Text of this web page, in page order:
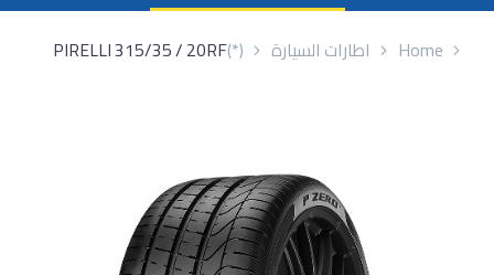
Home اطارات السيارة (*)
PIRELLI 315/35 / 20RF